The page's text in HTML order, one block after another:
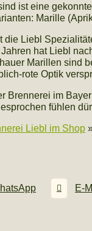
ist eine
Marille
die Liebl
hat Liebl
Marillen sind
rote Optik
Brennerei im
fühlen
Liebl im Shop
E-